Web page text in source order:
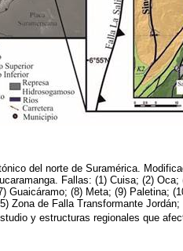
del norte de Suramérica.
Fallas: (1) Cuisa; (2)
Guaicáramo; (8) Meta; (9) Paletina;
Zona de Falla Transformante
y estructuras regionales que